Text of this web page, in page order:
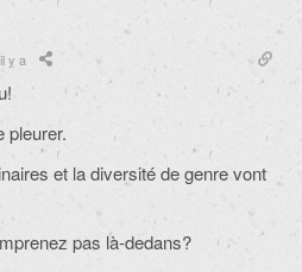
y a
pleurer.
et la diversité de genre vont
pas là-dedans?